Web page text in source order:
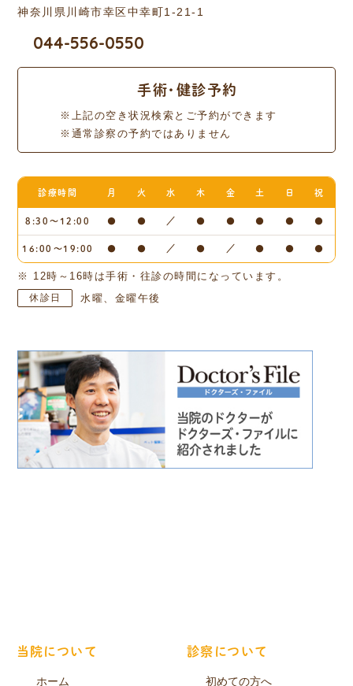
神奈川県川崎市幸区中幸町1-21-1
044-556-0550
手術・健診予約
※上記の空き状況検索とご予約ができます
※通常診察の予約ではありません
診療時間 月 火 水 木 金 土 日 祝
8:30～12:00 ● ● ／ ● ● ● ● ●
16:00～19:00 ● ● ／ ● ／ ● ● ●
※ 12時～16時は手術・往診の時間になっています。
休診日 水曜、金曜午後
当院について
ホーム
診察について
初めての方へ